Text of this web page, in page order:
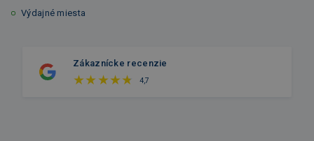
Výdajné miesta
Zákaznícke recenzie
4,7